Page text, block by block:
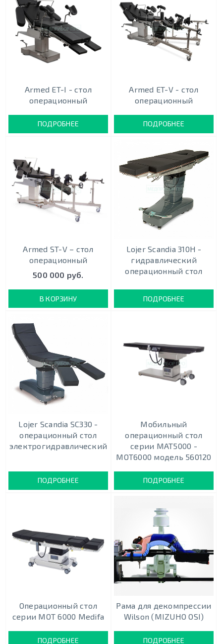
Armed ET-I - стол
операционный
ПОДРОБНЕЕ
Armed ET-V - стол
операционный
ПОДРОБНЕЕ
Armed ST-V – стол
операционный
500 000 руб.
В КОРЗИНУ
Lojer Scandia 310Н -
гидравлический
операционный стол
ПОДРОБНЕЕ
Lojer Scandia SC330 -
операционный стол
электрогидравлический
ПОДРОБНЕЕ
Мобильный
операционный стол
серии МАТ5000 -
МОТ6000 модель 560120
ПОДРОБНЕЕ
Операционный стол
серии МOТ 6000 Medifa
ПОДРОБНЕЕ
Рама для декомпрессии
Wilson (MIZUHO OSI)
ПОДРОБНЕЕ